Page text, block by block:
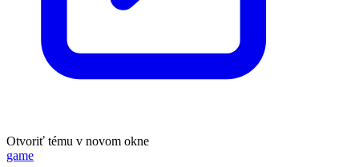
Otvoriť tému v novom okne
game